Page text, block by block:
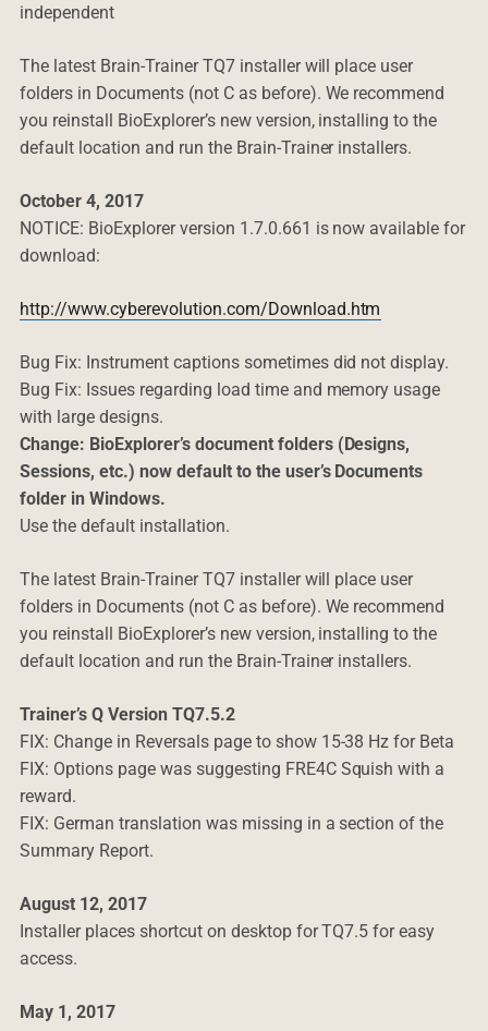
independent
The latest Brain-Trainer TQ7 installer will place user
folders in Documents (not C as before). We recommend
you reinstall BioExplorer’s new version, installing to the
default location and run the Brain-Trainer installers.
October 4, 2017
NOTICE: BioExplorer version 1.7.0.661 is now available for
download:
http://www.cyberevolution.com/Download.htm
Bug Fix: Instrument captions sometimes did not display.
Bug Fix: Issues regarding load time and memory usage
with large designs.
Change: BioExplorer’s document folders (Designs,
Sessions, etc.) now default to the user’s Documents
folder in Windows.
Use the default installation.
The latest Brain-Trainer TQ7 installer will place user
folders in Documents (not C as before). We recommend
you reinstall BioExplorer’s new version, installing to the
default location and run the Brain-Trainer installers.
Trainer’s Q Version TQ7.5.2
FIX: Change in Reversals page to show 15-38 Hz for Beta
FIX: Options page was suggesting FRE4C Squish with a
reward.
FIX: German translation was missing in a section of the
Summary Report.
August 12, 2017
Installer places shortcut on desktop for TQ7.5 for easy
access.
May 1, 2017